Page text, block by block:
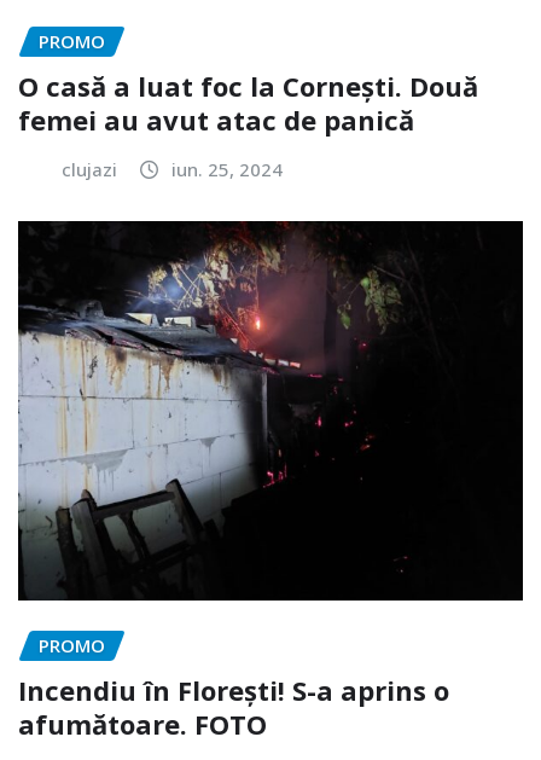
PROMO
O casă a luat foc la Cornești. Două
femei au avut atac de panică
clujazi iun. 25, 2024
PROMO
Incendiu în Florești! S-a aprins o
afumătoare. FOTO